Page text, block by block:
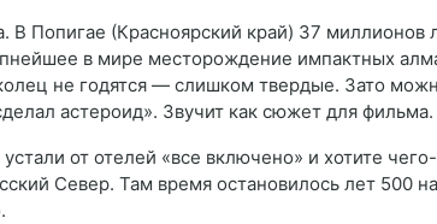
Попигае (Красноярский край) 37 миллионов
в мире месторождение импактных
не годятся — слишком твердые. Зато
астероид». Звучит как сюжет для фильма.
от отелей «все включено» и хотите
Север. Там время остановилось лет 500